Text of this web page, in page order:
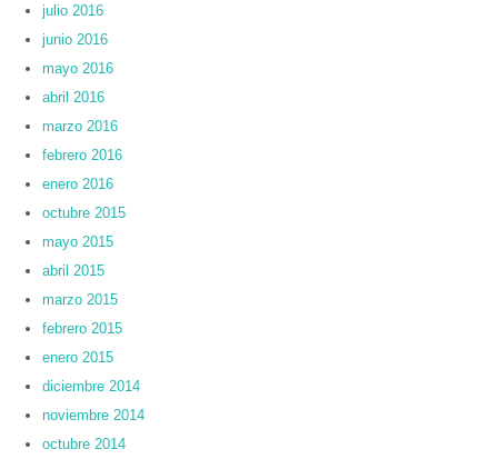
julio 2016
junio 2016
mayo 2016
abril 2016
marzo 2016
febrero 2016
enero 2016
octubre 2015
mayo 2015
abril 2015
marzo 2015
febrero 2015
enero 2015
diciembre 2014
noviembre 2014
octubre 2014